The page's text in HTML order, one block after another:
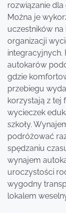
rozwiązanie
Można je
uczestników na
organizacji
integracyjnych.
autokarów
gdzie
przebiegu
korzystają z tej
wycieczek
szkoły.
podróżować
spędzaniu
wynajem
uroczystości
wygodny
lokalem